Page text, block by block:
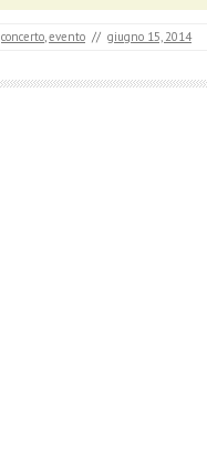
concerto,evento // giugno 15, 2014